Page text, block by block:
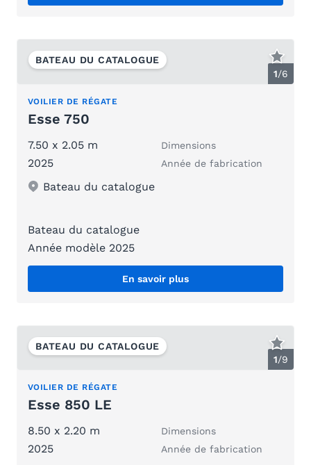
1/6
BATEAU DU CATALOGUE
VOILIER DE RÉGATE
Esse 750
7.50 x 2.05 m Dimensions
2025 Année de fabrication
Bateau du catalogue
Bateau du catalogue
Année modèle 2025
En savoir plus
1/9
BATEAU DU CATALOGUE
VOILIER DE RÉGATE
Esse 850 LE
8.50 x 2.20 m Dimensions
2025 Année de fabrication